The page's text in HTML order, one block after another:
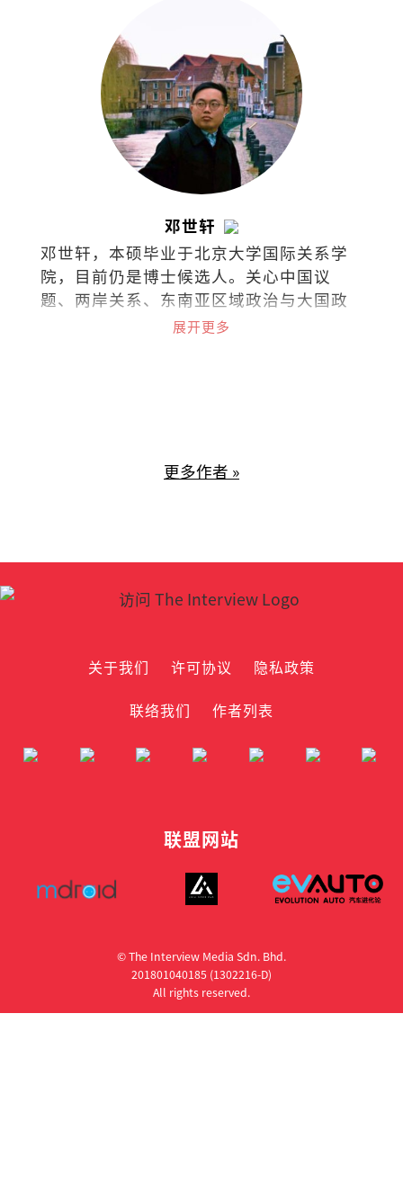
邓世轩
邓世轩，本硕毕业于北京大学国际关系学
院，目前仍是博士候选人。关心中国议
题、两岸关系、东南亚区域政治与大国政
治下的小国能动性。展开更多
更多作者 »
关于我们 许可协议
隐私政策
联络我们
作者列表
联盟网站
© The Interview Media Sdn. Bhd.
201801040185 (1302216­-D)
All rights reserved.